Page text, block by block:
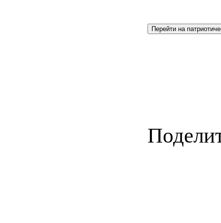
Перейти на